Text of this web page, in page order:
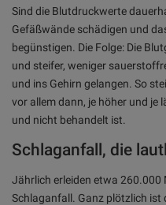
Sind die Blutdruckwerte
Gefäßwände schädigen und
begünstigen. Die Folge: Die
und steifer, weniger
und ins Gehirn gelangen. So
vor allem dann, je höher und je
und nicht behandelt ist.
Schlaganfall, die
Jährlich erleiden etwa 260.000
Schlaganfall. Ganz plötzlich ist